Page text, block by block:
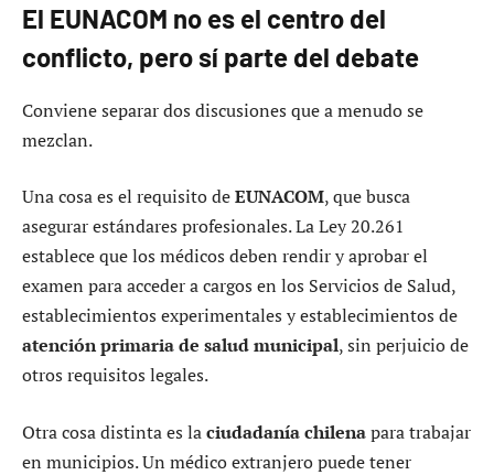
El EUNACOM no es el centro del
conflicto, pero sí parte del debate
Conviene separar dos discusiones que a menudo se
mezclan.
Una cosa es el requisito deEUNACOM, que busca
asegurar estándares profesionales. La Ley 20.261
establece que los médicos deben rendir y aprobar el
examen para acceder a cargos en los Servicios de Salud,
establecimientos experimentales y establecimientos de
atención primaria de salud municipal, sin perjuicio de
otros requisitos legales.
Otra cosa distinta es laciudadanía chilenapara trabajar
en municipios. Un médico extranjero puede tener